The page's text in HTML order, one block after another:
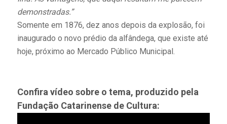
demonstradas.”
Somente em 1876, dez anos depois da explosão, foi
inaugurado o novo prédio da alfândega, que existe até
hoje, próximo ao Mercado Público Municipal.
Confira vídeo sobre o tema, produzido pela
Fundação Catarinense de Cultura: